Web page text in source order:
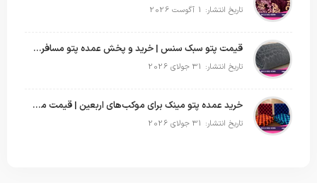
تاریخ انتشار: 1 آگوست 2026
قیمت پتو سبک سنس | خرید و پخش عمده پتو مسافرتی Sense
تاریخ انتشار: 31 جولای 2026
خرید عمده پتو مینک برای موکب‌های اربعین | قیمت مناسب و ارسال سریع
تاریخ انتشار: 31 جولای 2026